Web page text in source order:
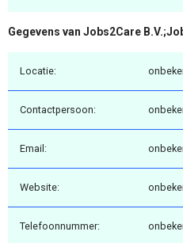
Gegevens van Jobs2Care
Locatie:
Contactpersoon:
Email:
Website:
Telefoonnummer: